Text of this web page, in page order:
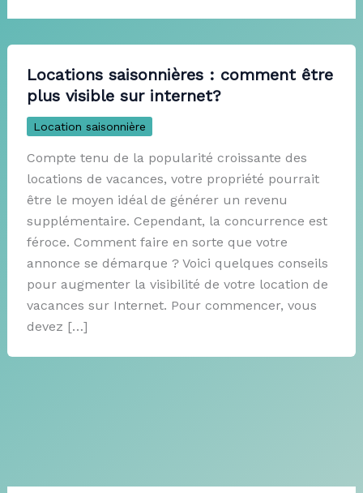
Locations saisonnières : comment être
plus visible sur internet?
Location saisonnière
Compte tenu de la popularité croissante des
locations de vacances, votre propriété pourrait
être le moyen idéal de générer un revenu
supplémentaire. Cependant, la concurrence est
féroce. Comment faire en sorte que votre
annonce se démarque ? Voici quelques conseils
pour augmenter la visibilité de votre location de
vacances sur Internet. Pour commencer, vous
devez […]